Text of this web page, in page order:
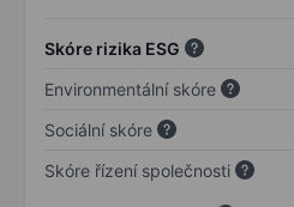
Skóre rizika ESG
Environmentální skóre
Sociální skóre
Skóre řízení společnosti